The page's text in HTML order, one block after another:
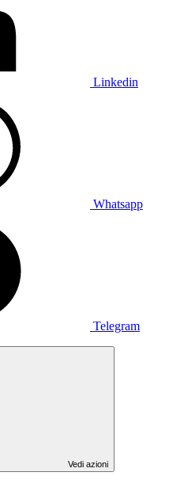
Linkedin
Whatsapp
Telegram
Vedi azioni